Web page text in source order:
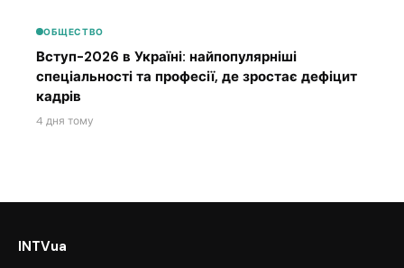
ОБЩЕСТВО
Вступ-2026 в Україні: найпопулярніші
спеціальності та професії, де зростає дефіцит
кадрів
4 дня тому
INTVua